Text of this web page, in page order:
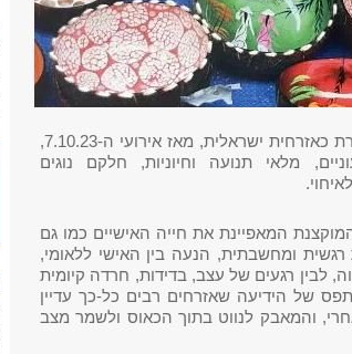
התערוכה מבטאת את החוויה הרגשית של היוצרת כאזרחית ישראלית, מאז אירועי ה-7.10.23,
מלאי תנועה וחיוניות, חלקם נוגים
המאפיינת את חייה האישיים כמו גם
ומחשבתית, הנעה בין האישי ללאומי,
לבין רגעים של עצב, בדידות, חרדה קיומית
של הידיעה שאזרחים רבים כל-כך עדיין
והמאבק לנווט בתוך הכאוס ולשמר מצב